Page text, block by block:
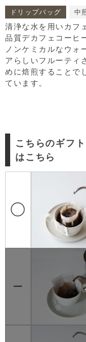
ドリップバッグ 中
清浄な水を用いカフ
品質デカフェコーヒ
ノンケミカルなウォ
アらしいフルーティ
めに焙煎することで
ています。
こちらのギフ
はこちら
◯
ー